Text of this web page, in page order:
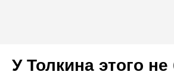
У Толкина этого